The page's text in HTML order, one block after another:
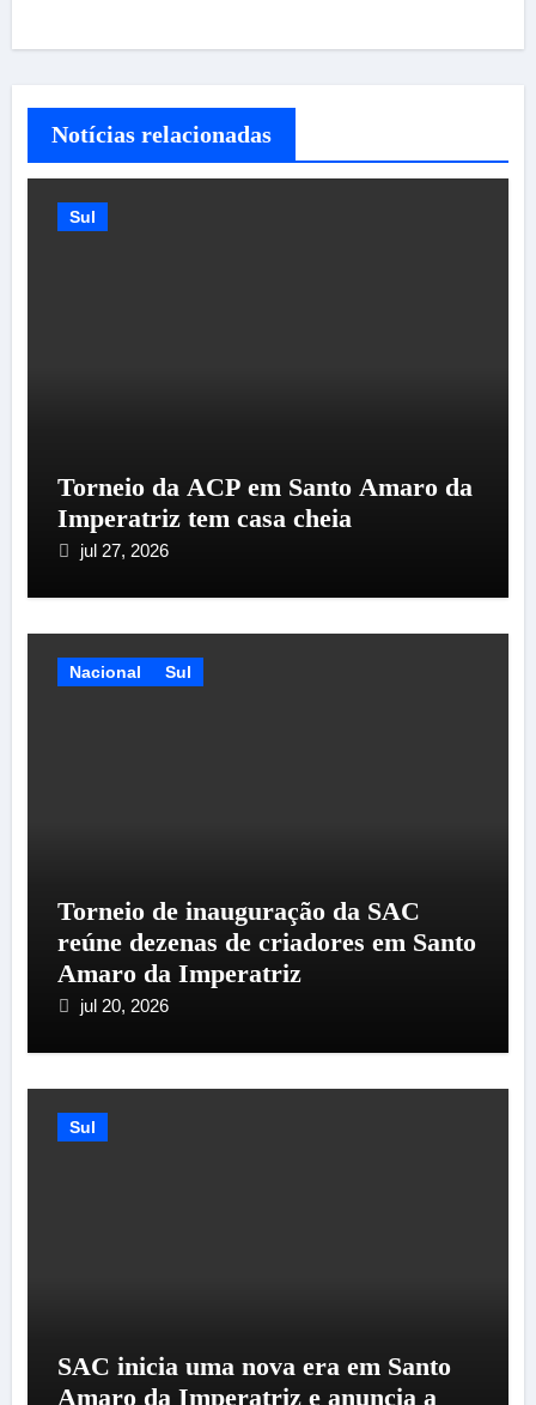
Notícias relacionadas
Sul
Torneio da ACP em Santo Amaro da
Imperatriz tem casa cheia
jul 27, 2026
Nacional Sul
Torneio de inauguração da SAC
reúne dezenas de criadores em Santo
Amaro da Imperatriz
jul 20, 2026
Sul
SAC inicia uma nova era em Santo
Amaro da Imperatriz e anuncia a